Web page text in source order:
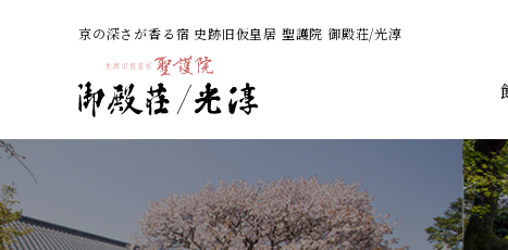
京の深さが香る宿 史跡旧仮皇居 聖護院 御殿荘/光淳